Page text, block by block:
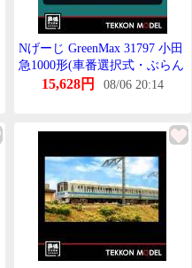
Nげーじ GreenMax 31797 小田
急1000形(車番選択式・ぶらん
どまーく付き)増結4両編成せ
15,628円 08/06 20:14